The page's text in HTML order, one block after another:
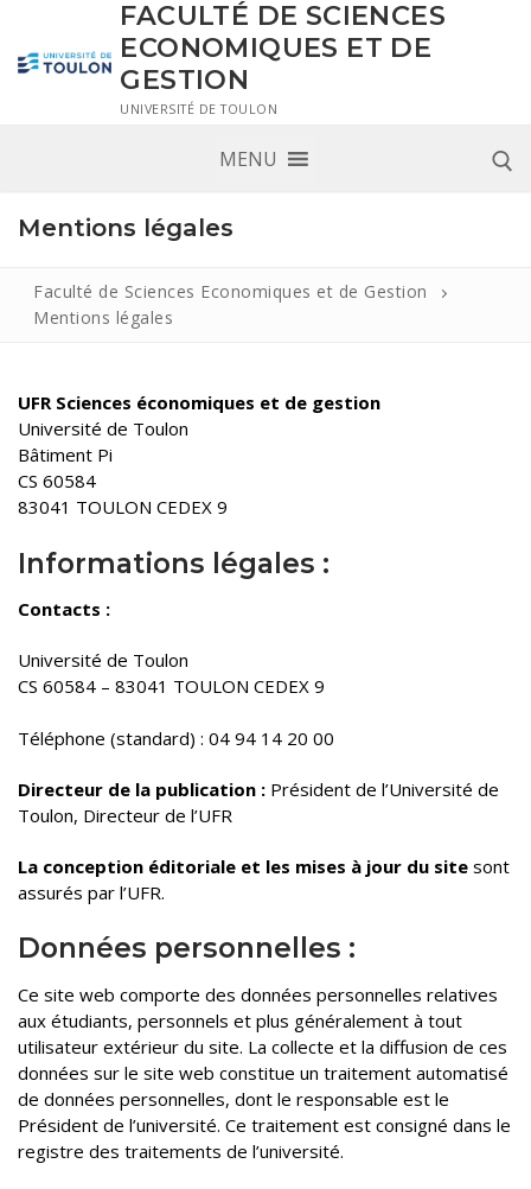
FACULTÉ DE SCIENCES
ECONOMIQUES ET DE
GESTION
UNIVERSITÉ DE TOULON
MENU
Mentions légales
Faculté de Sciences Economiques et de Gestion
Mentions légales
UFR Sciences économiques et de gestion
Université de Toulon
Bâtiment Pi
CS 60584
83041 TOULON CEDEX 9
Informations légales :
Contacts :
Université de Toulon
CS 60584 – 83041 TOULON CEDEX 9
Téléphone (standard) : 04 94 14 20 00
Directeur de la publication : Président de l’Université de
Toulon, Directeur de l’UFR
La conception éditoriale et les mises à jour du site sont
assurés par l’UFR.
Données personnelles :
Ce site web comporte des données personnelles relatives
aux étudiants, personnels et plus généralement à tout
utilisateur extérieur du site. La collecte et la diffusion de ces
données sur le site web constitue un traitement automatisé
de données personnelles, dont le responsable est le
Président de l’université. Ce traitement est consigné dans le
registre des traitements de l’université.